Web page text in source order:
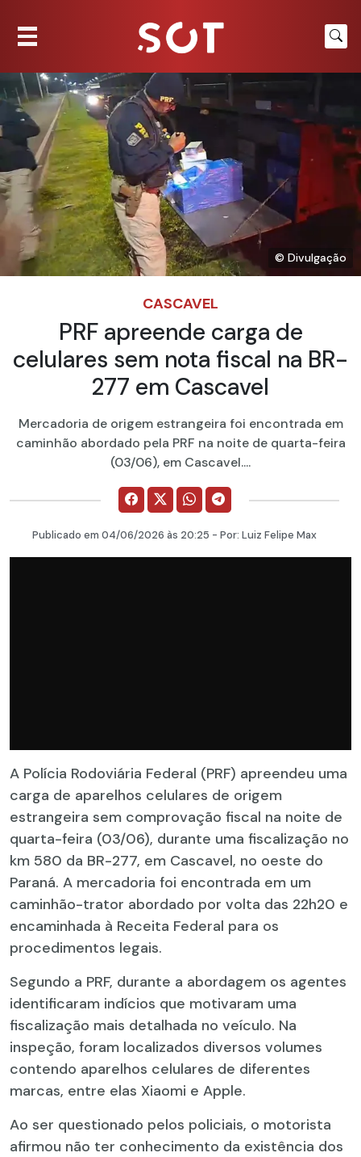
© Divulgação
CASCAVEL
PRF apreende carga de
celulares sem nota fiscal na BR-
277 em Cascavel
Mercadoria de origem estrangeira foi encontrada em
caminhão abordado pela PRF na noite de quarta-feira
(03/06), em Cascavel....
Publicado em 04/06/2026 às 20:25 - Por: Luiz Felipe Max
A Polícia Rodoviária Federal (PRF) apreendeu uma
carga de aparelhos celulares de origem
estrangeira sem comprovação fiscal na noite de
quarta-feira (03/06), durante uma fiscalização no
km 580 da BR-277, em Cascavel, no oeste do
Paraná. A mercadoria foi encontrada em um
caminhão-trator abordado por volta das 22h20 e
encaminhada à Receita Federal para os
procedimentos legais.
Segundo a PRF, durante a abordagem os agentes
identificaram indícios que motivaram uma
fiscalização mais detalhada no veículo. Na
inspeção, foram localizados diversos volumes
contendo aparelhos celulares de diferentes
marcas, entre elas Xiaomi e Apple.
Ao ser questionado pelos policiais, o motorista
afirmou não ter conhecimento da existência dos